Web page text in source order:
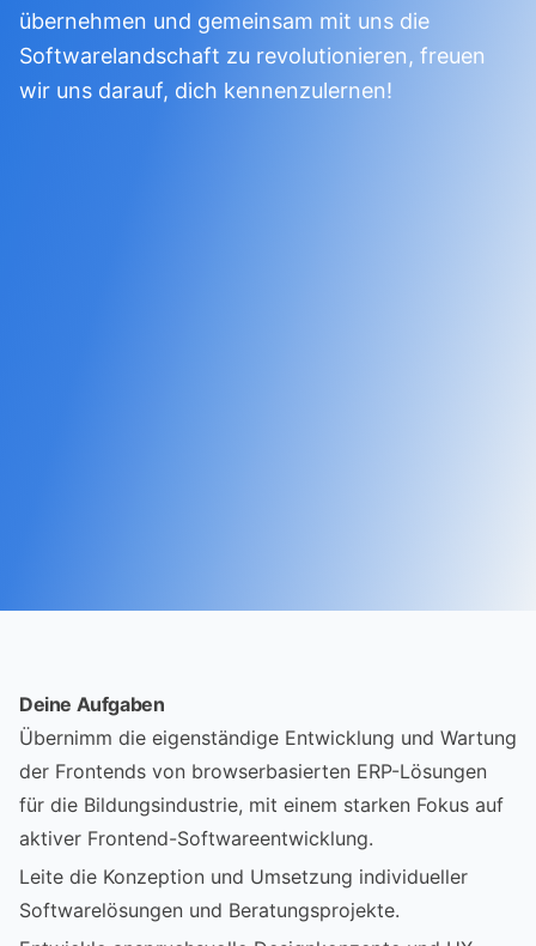
übernehmen und gemeinsam mit uns die
Softwarelandschaft zu revolutionieren, freuen
wir uns darauf, dich kennenzulernen!
Deine Aufgaben
Übernimm die eigenständige Entwicklung und Wartung
der Frontends von browserbasierten ERP-Lösungen
für die Bildungsindustrie, mit einem starken Fokus auf
aktiver Frontend-Softwareentwicklung.
Leite die Konzeption und Umsetzung individueller
Softwarelösungen und Beratungsprojekte.